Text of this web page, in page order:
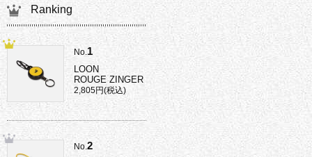
Ranking
No. 1
LOON
ROUGE ZINGER
2,805円(税込)
No. 2